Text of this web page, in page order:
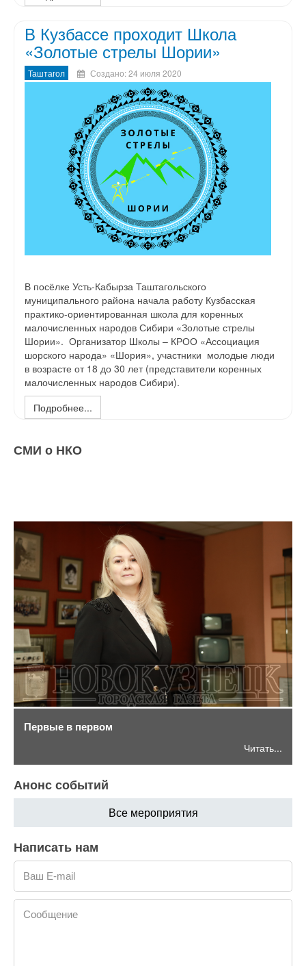
В Кузбассе проходит Школа
«Золотые стрелы Шории»
Таштагол Создано: 24 июля 2020
В посёлке Усть-Кабырза Таштагольского
муниципального района начала работу Кузбасская
практико-ориентированная школа для коренных
малочисленных народов Сибири «Золотые стрелы
Шории». Организатор Школы – КРОО «Ассоциация
шорского народа» «Шория», участники молодые люди
в возрасте от 18 до 30 лет (представители коренных
малочисленных народов Сибири).
Подробнее...
СМИ о НКО
Первые в первом
Читать...
Анонс событий
Все мероприятия
Написать нам
Ваш E-mail
Сообщение